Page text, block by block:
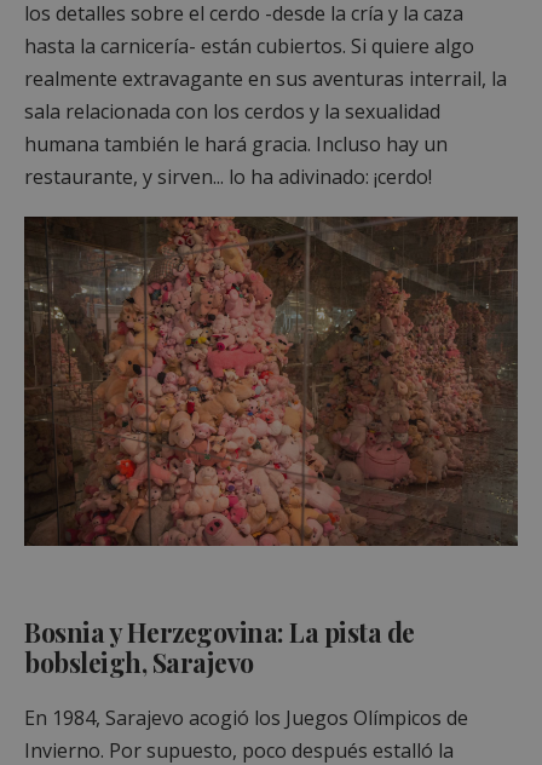
los detalles sobre el cerdo -desde la cría y la caza
hasta la carnicería- están cubiertos. Si quiere algo
realmente extravagante en sus aventuras interrail, la
sala relacionada con los cerdos y la sexualidad
humana también le hará gracia. Incluso hay un
restaurante, y sirven... lo ha adivinado: ¡cerdo!
Bosnia y Herzegovina: La pista de
bobsleigh, Sarajevo
En 1984, Sarajevo acogió los Juegos Olímpicos de
Invierno. Por supuesto, poco después estalló la